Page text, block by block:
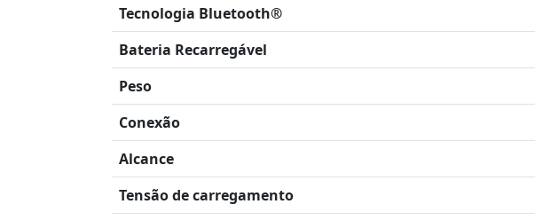
Tecnologia Bluetooth®
Bateria Recarregável
Peso
Conexão
Alcance
Tensão de carregamento